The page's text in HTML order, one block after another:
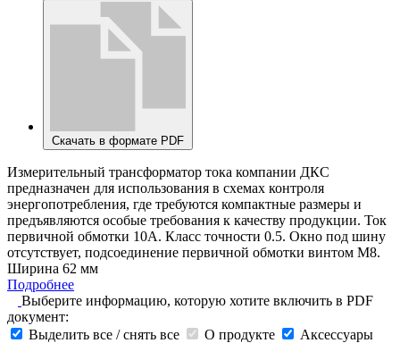
Скачать в формате PDF
Измерительный трансформатор тока компании ДКС
предназначен для использования в схемах контроля
энергопотребления, где требуются компактные размеры и
предъявляются особые требования к качеству продукции. Ток
первичной обмотки 10A. Класс точности 0.5. Окно под шину
отсутствует, подсоединение первичной обмотки винтом М8.
Ширина 62 мм
Подробнее
Выберите информацию, которую хотите включить в PDF
документ:
Выделить все / снять все
О продукте
Аксессуары